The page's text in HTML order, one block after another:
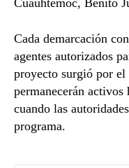
Cada demarcación
agentes autorizados
proyecto surgió por
permanecerán
cuando las
programa.